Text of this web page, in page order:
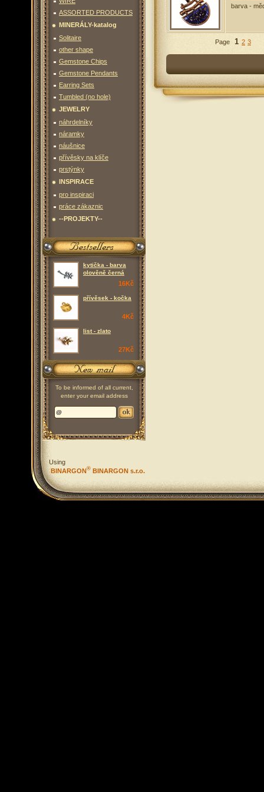
To the basket
barva -
velký přívěšek
barva
To the basket
Page first
previous
1 2 3
ASSORTED PRODUCTS
MINERÁLY-katalog
Solitaire
other shape
Gemstone Chips
Gemstone Pendants
Earring Sets
Tumbled (no hole)
JEWELRY
náhrdelníky
náramky
náušnice
přívěsky na klíče
prstýnky
INSPIRACE
pro inspiraci
práce zákaznic
--PROJEKTY--
kytička - barva
olověně černá
16Kč
přívěsek - kočka
4Kč
list - zlato
27Kč
To be informed of all current,
enter your email address
Using
BINARGON® BINARGON s.r.o.